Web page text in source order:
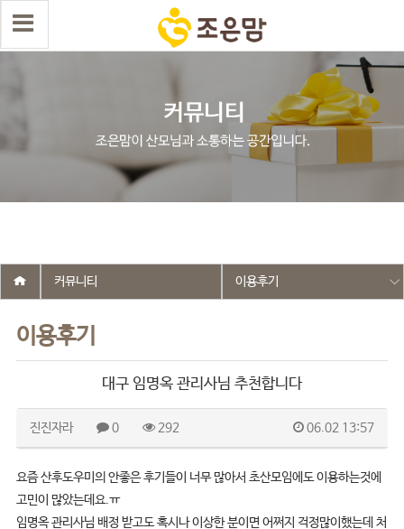
select wr_id, wr_subject from g5_write_m05_04 where wr_is_comment
= 0 and wr_datetime <= '2026-06-02 13:57:10' and wr_id <> '2744'
order by wr_datetime desc limit 1 asdasf
이용후기
커뮤니티 이용후기
대구 임명옥 관리사님 추천합니다
진진자라 0 292 06.02 13:57
요즘 산후도우미의 안좋은 후기들이 너무 많아서 초산모임에도 이용하는것에
고민이 많았는데요.ㅠ
임명옥 관리사님 배정 받고도 혹시나 이상한 분이면 어쩌지 걱정많이했는데 처